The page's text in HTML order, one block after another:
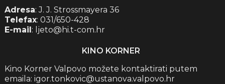
Adresa: J. J. Strossmayera 36
Telefax: 031/650-428
E-mail: ljeto@hi.t-com.hr
KINO KORNER
Kino Korner Valpovo možete kontaktirati putem
emaila: igor.tonkovic@ustanova.valpovo.hr